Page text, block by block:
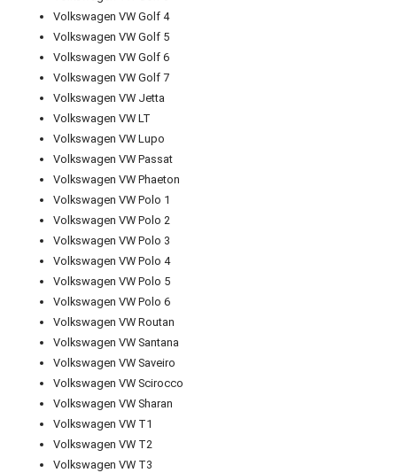
Volkswagen VW Golf 4
Volkswagen VW Golf 5
Volkswagen VW Golf 6
Volkswagen VW Golf 7
Volkswagen VW Jetta
Volkswagen VW LT
Volkswagen VW Lupo
Volkswagen VW Passat
Volkswagen VW Phaeton
Volkswagen VW Polo 1
Volkswagen VW Polo 2
Volkswagen VW Polo 3
Volkswagen VW Polo 4
Volkswagen VW Polo 5
Volkswagen VW Polo 6
Volkswagen VW Routan
Volkswagen VW Santana
Volkswagen VW Saveiro
Volkswagen VW Scirocco
Volkswagen VW Sharan
Volkswagen VW T1
Volkswagen VW T2
Volkswagen VW T3